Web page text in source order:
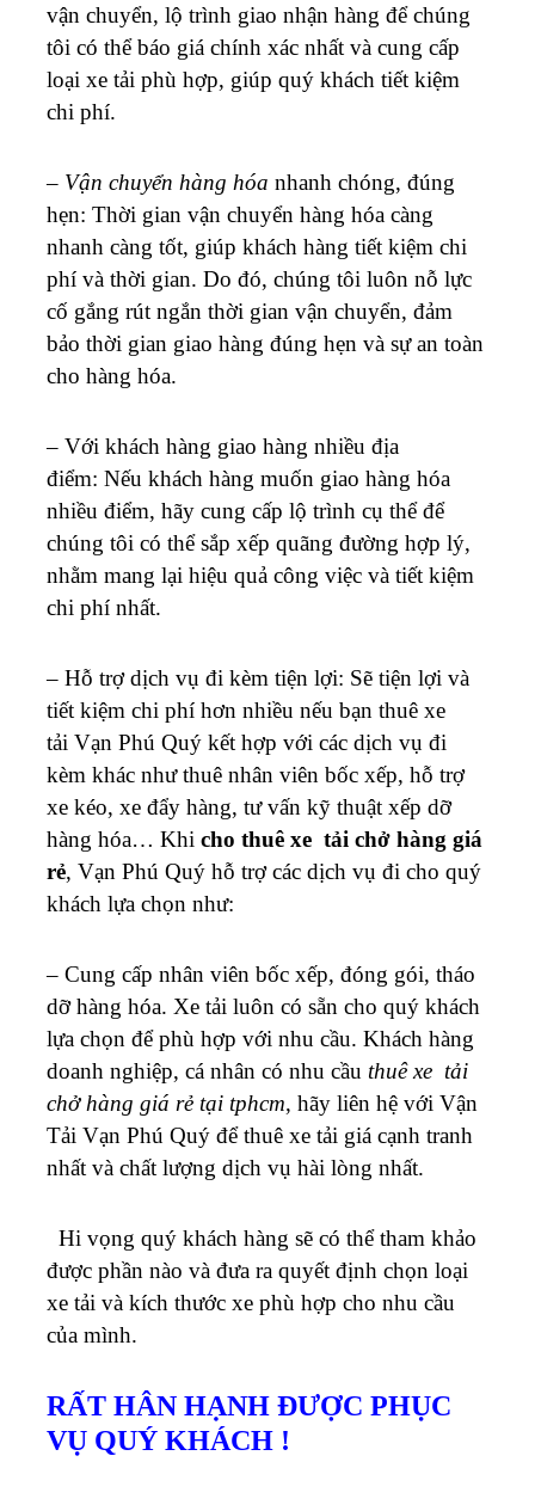
vận chuyển, lộ trình giao nhận hàng để chúng
tôi có thể báo giá chính xác nhất và cung cấp
loại xe tải phù hợp, giúp quý khách tiết kiệm
chi phí.
– Vận chuyển hàng hóa nhanh chóng, đúng
hẹn: Thời gian vận chuyển hàng hóa càng
nhanh càng tốt, giúp khách hàng tiết kiệm chi
phí và thời gian. Do đó, chúng tôi luôn nỗ lực
cố gắng rút ngắn thời gian vận chuyển, đảm
bảo thời gian giao hàng đúng hẹn và sự an toàn
cho hàng hóa.
– Với khách hàng giao hàng nhiều địa
điểm: Nếu khách hàng muốn giao hàng hóa
nhiều điểm, hãy cung cấp lộ trình cụ thể để
chúng tôi có thể sắp xếp quãng đường hợp lý,
nhằm mang lại hiệu quả công việc và tiết kiệm
chi phí nhất.
– Hỗ trợ dịch vụ đi kèm tiện lợi: Sẽ tiện lợi và
tiết kiệm chi phí hơn nhiều nếu bạn thuê xe
tải Vạn Phú Quý kết hợp với các dịch vụ đi
kèm khác như thuê nhân viên bốc xếp, hỗ trợ
xe kéo, xe đẩy hàng, tư vấn kỹ thuật xếp dỡ
hàng hóa… Khi cho thuê xe tải chở hàng giá
rẻ, Vạn Phú Quý hỗ trợ các dịch vụ đi cho quý
khách lựa chọn như:
– Cung cấp nhân viên bốc xếp, đóng gói, tháo
dỡ hàng hóa. Xe tải luôn có sẵn cho quý khách
lựa chọn để phù hợp với nhu cầu. Khách hàng
doanh nghiệp, cá nhân có nhu cầu thuê xe tải
chở hàng giá rẻ tại tphcm, hãy liên hệ với Vận
Tải Vạn Phú Quý để thuê xe tải giá cạnh tranh
nhất và chất lượng dịch vụ hài lòng nhất.
Hi vọng quý khách hàng sẽ có thể tham khảo
được phần nào và đưa ra quyết định chọn loại
xe tải và kích thước xe phù hợp cho nhu cầu
của mình.
RẤT HÂN HẠNH ĐƯỢC PHỤC
VỤ QUÝ KHÁCH !